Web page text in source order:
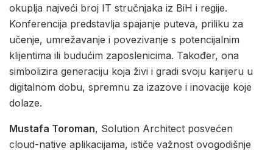
okuplja najveći broj IT stručnjaka iz BiH i regije.
Konferencija predstavlja spajanje puteva, priliku za
učenje, umrežavanje i povezivanje s potencijalnim
klijentima ili budućim zaposlenicima. Također, ona
simbolizira generaciju koja živi i gradi svoju karijeru u
digitalnom dobu, spremnu za izazove i inovacije koje
dolaze.
Mustafa Toroman, Solution Architect posvećen
cloud-native aplikacijama, ističe važnost ovogodišnje